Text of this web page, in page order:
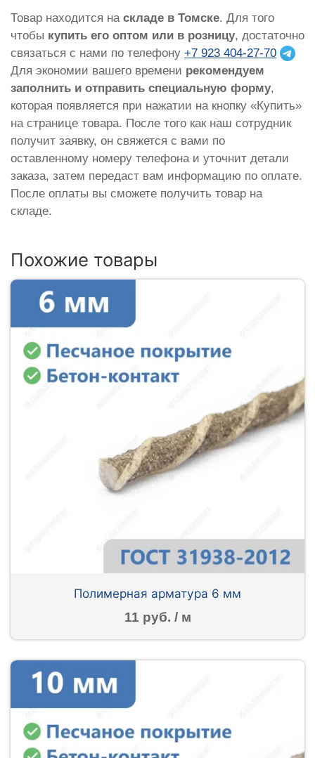
Товар находится на складе в Томске. Для того
чтобы купить его оптом или в розницу, достаточно
связаться с нами по телефону +7 923 404-27-70
Для экономии вашего времени рекомендуем
заполнить и отправить специальную форму,
которая появляется при нажатии на кнопку «Купить»
на странице товара. После того как наш сотрудник
получит заявку, он свяжется с вами по
оставленному номеру телефона и уточнит детали
заказа, затем передаст вам информацию по оплате.
После оплаты вы сможете получить товар на
складе.
Похожие товары
Полимерная арматура 6 мм
11 руб. / м